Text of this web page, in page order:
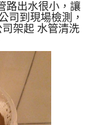
路出水很小，讓
司到現場檢測，
架起 水管清洗
色的髒水，相
的水，慢慢變
裡的異物不斷
髒東西也越來越
把管壁異物剝
姐 看到洗出來
。 清洗水管, 水